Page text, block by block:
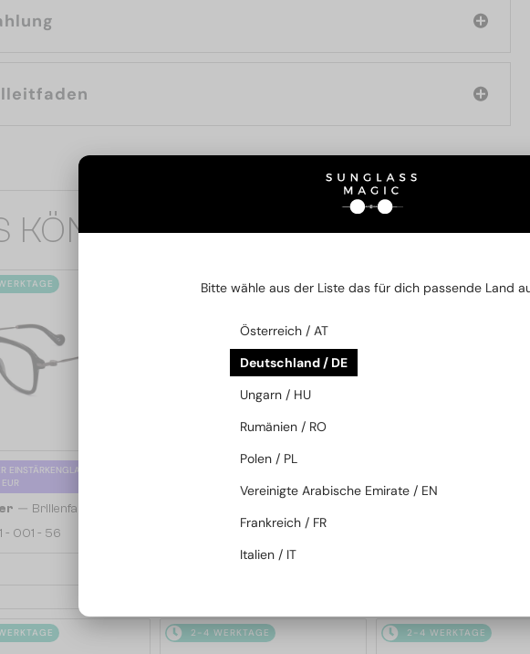
KÖNNTE SIE AUCH
EINSTÄRKENGLASLINSE
— Brillenfassungen
- 001 - 56
2-4 WERKTAGE 2-4 WERKTAGE
PLUS 65 EUR
2-4 WERKTAGE 2-4 WERKTAGE
Bitte wähle aus der Liste das für dich passende Land
Österreich / AT
Deutschland / DE
Ungarn / HU
Rumänien / RO
Polen / PL
Vereinigte Arabische Emirate / EN
Frankreich / FR
Italien / IT